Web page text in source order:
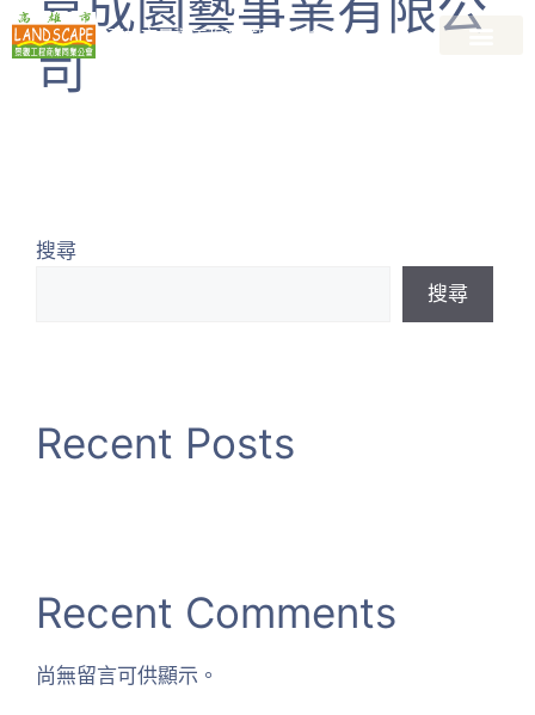
高雄市景觀工程商業同業公會
司
搜尋
搜尋
Recent Posts
Recent Comments
尚無留言可供顯示。